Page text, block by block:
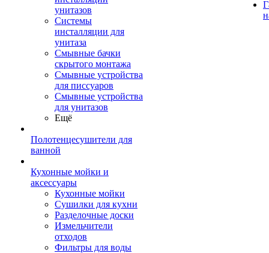
унитазов
Системы
инсталляции для
унитаза
Смывные бачки
скрытого монтажа
Смывные устройства
для писсуаров
Смывные устройства
для унитазов
Ещё
Полотенцесушители для
ванной
Кухонные мойки и
аксессуары
Кухонные мойки
Сушилки для кухни
Разделочные доски
Измельчители
отходов
Фильтры для воды